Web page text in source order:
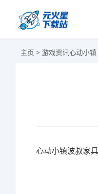
主页 > 游戏资讯心动小镇
心动小镇波叔家